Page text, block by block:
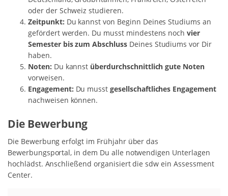
oder der Schweiz studieren.
Zeitpunkt: Du kannst von Beginn Deines Studiums an
gefördert werden. Du musst mindestens nochvier
Semester bis zum AbschlussDeines Studiums vor Dir
haben.
Noten: Du kannst überdurchschnittlich gute Noten
vorweisen.
Engagement: Du musstgesellschaftliches Engagement
nachweisen können.
Die Bewerbung
Die Bewerbung erfolgt im Frühjahr über das
Bewerbungsportal, in dem Du alle notwendigen Unterlagen
hochlädst. Anschließend organisiert die sdw ein Assessment
Center.